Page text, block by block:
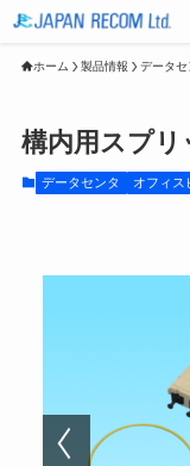
ホーム 製品情報 データセ
構内用スプ
データセンタ オフィス